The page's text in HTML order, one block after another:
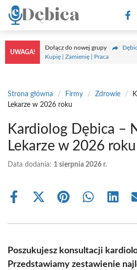
Przejdź
treści
UWAGA!
Dołącz do nowej grupy
Kupię | Zamienię | Praca
Strona główna / Firmy / Zdrowie /
Lekarze w 2026 roku
Kardiolog Dębica –
Lekarze w 2026 roku
Data dodania: 1 sierpnia 2026 r.
Share
Share
(Twitter)
Share Share Share
Poszukujesz konsultacji
Przedstawiamy zestawienie